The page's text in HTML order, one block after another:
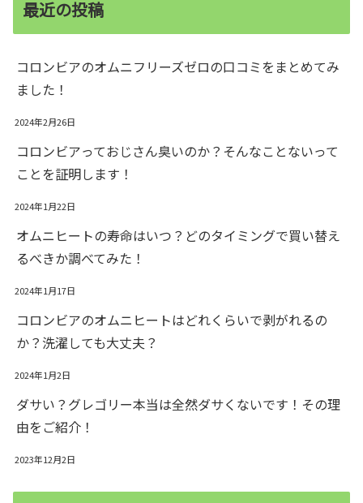
最近の投稿
コロンビアのオムニフリーズゼロの口コミをまとめてみ
ました！
2024年2月26日
コロンビアっておじさん臭いのか？そんなことないって
ことを証明します！
2024年1月22日
オムニヒートの寿命はいつ？どのタイミングで買い替え
るべきか調べてみた！
2024年1月17日
コロンビアのオムニヒートはどれくらいで剥がれるの
か？洗濯しても大丈夫？
2024年1月2日
ダサい？グレゴリー本当は全然ダサくないです！その理
由をご紹介！
2023年12月2日